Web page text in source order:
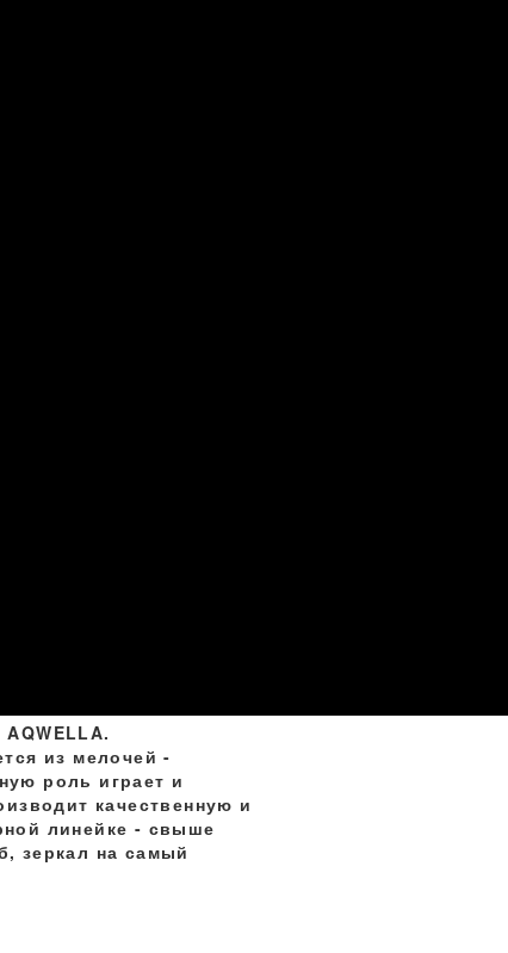
из мелочей -
роль играет и
качественную и
линейке - свыше
зеркал на самый